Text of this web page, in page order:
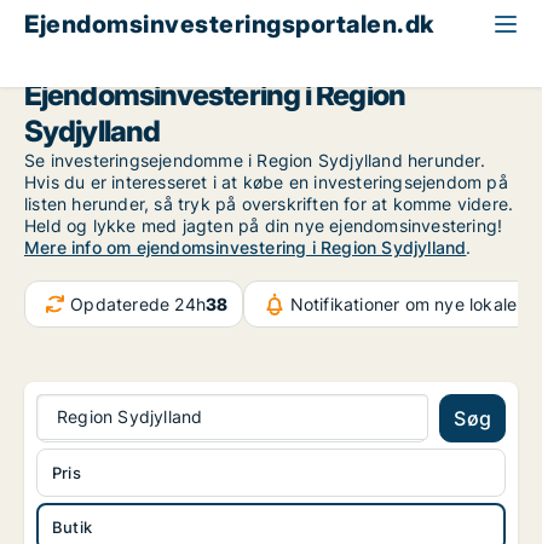
Ejendomsinvesteringsportalen.dk
Ejendomsinvestering i Region
Sydjylland
Se investeringsejendomme i Region Sydjylland herunder.
Hvis du er interesseret i at købe en investeringsejendom på
listen herunder, så tryk på overskriften for at komme videre.
Held og lykke med jagten på din nye ejendomsinvestering!
Mere info om ejendomsinvestering i Region Sydjylland.
Opdaterede 24h38 Notifikationer om nye lokaler
Region Sydjylland Søg
Butik
Pris